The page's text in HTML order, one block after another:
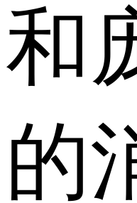
和
的